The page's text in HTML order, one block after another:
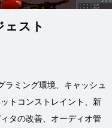
User Stories
スト
ミング環境、キャッシュ
トコンストレイント、新
タの改善、オーディオ管